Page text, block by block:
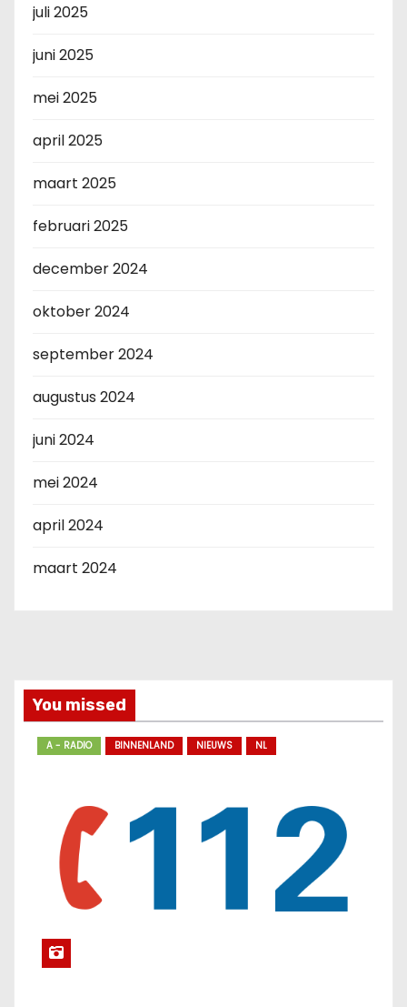
juli 2025
juni 2025
mei 2025
april 2025
maart 2025
februari 2025
december 2024
oktober 2024
september 2024
augustus 2024
juni 2024
mei 2024
april 2024
maart 2024
You missed
A - RADIO BINNENLAND NIEUWS NL